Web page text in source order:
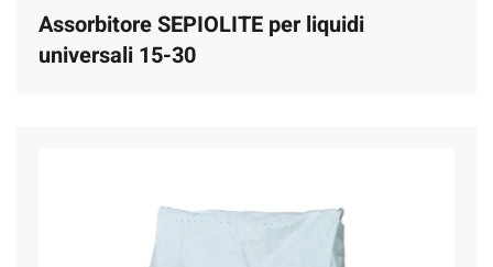
Assorbitore SEPIOLITE per liquidi
universali 15-30